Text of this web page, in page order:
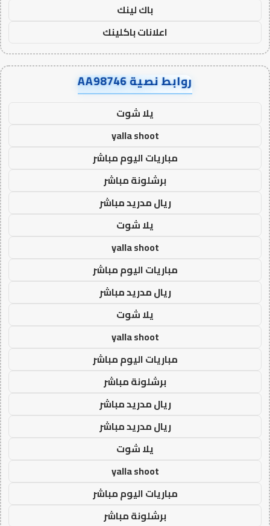
باك لينك
اعلانات باكلينك
روابط نصية AA98746
يلا شوت
yalla shoot
مباريات اليوم مباشر
برشلونة مباشر
ريال مدريد مباشر
يلا شوت
yalla shoot
مباريات اليوم مباشر
ريال مدريد مباشر
يلا شوت
yalla shoot
مباريات اليوم مباشر
برشلونة مباشر
ريال مدريد مباشر
ريال مدريد مباشر
يلا شوت
yalla shoot
مباريات اليوم مباشر
برشلونة مباشر